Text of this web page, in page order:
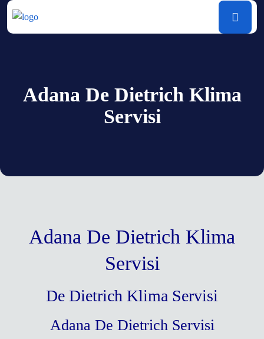
Adana De Dietrich Klima
Servisi
Adana De Dietrich Klima
Servisi
De Dietrich Klima Servisi
Adana De Dietrich Servisi